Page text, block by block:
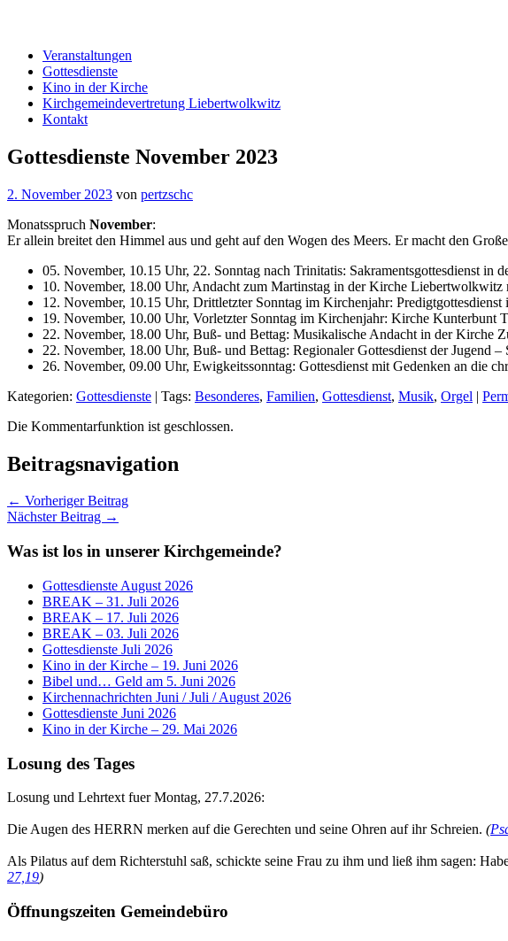
Veranstaltungen
Gottesdienste
Kino in der Kirche
Kirchgemeindevertretung Liebertwolkwitz
Kontakt
Gottesdienste November 2023
2. November 2023 von pertzschc
Monatsspruch November:
Er allein breitet den Himmel aus und geht auf den Wogen des Meers. Er macht den
05. November, 10.15 Uhr, 22. Sonntag nach Trinitatis: Sakramentsgottesdienst in
10. November, 18.00 Uhr, Andacht zum Martinstag in der Kirche Liebertwolkwitz
12. November, 10.15 Uhr, Drittletzter Sonntag im Kirchenjahr:
19. November, 10.00 Uhr, Vorletzter Sonntag im Kirchenjahr: Kirche Kunterbunt
22. November, 18.00 Uhr, Buß- und Bettag: Musikalische Andacht in der Kirche
22. November, 18.00 Uhr, Buß- und Bettag: Regionaler Gottesdienst der Jugend
26. November, 09.00 Uhr, Ewigkeitssonntag: Gottesdienst mit Gedenken an die
Kategorien: Gottesdienste | Tags: Besonderes, Familien, Gottesdienst, Musik, Orgel |
Die Kommentarfunktion ist geschlossen.
Beitragsnavigation
← Vorheriger Beitrag
Nächster Beitrag →
Was ist los in unserer Kirchgemeinde?
Gottesdienste August 2026
BREAK – 31. Juli 2026
BREAK – 17. Juli 2026
BREAK – 03. Juli 2026
Gottesdienste Juli 2026
Kino in der Kirche – 19. Juni 2026
Bibel und… Geld am 5. Juni 2026
Kirchennachrichten Juni / Juli / August 2026
Gottesdienste Juni 2026
Kino in der Kirche – 29. Mai 2026
Losung des Tages
Losung und Lehrtext fuer Montag, 27.7.2026:
Die Augen des HERRN merken auf die Gerechten und seine Ohren auf ihr Schreien. (
Als Pilatus auf dem Richterstuhl saß, schickte seine Frau zu ihm und ließ ihm sagen:
27,19)
Öffnungszeiten Gemeindebüro